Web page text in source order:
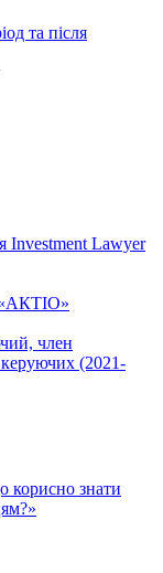
та після
Investment Lawyer
член
керуючих (2021-
корисно знати